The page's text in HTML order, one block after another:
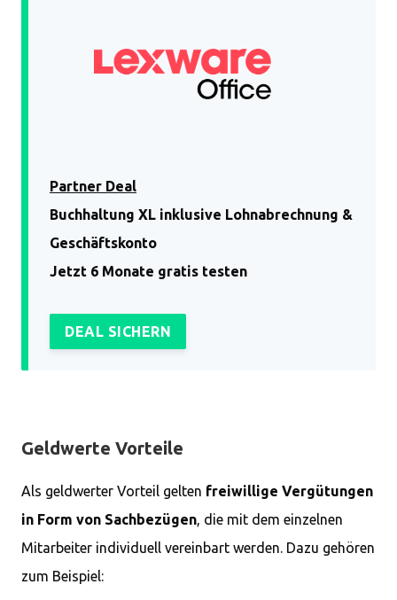
Partner Deal
Buchhaltung XL inklusive Lohnabrechnung &
Geschäftskonto
Jetzt 6 Monate gratis testen
DEAL SICHERN
Geldwerte Vorteile
Als geldwerter Vorteil gelten freiwillige Vergütungen
in Form von Sachbezügen, die mit dem einzelnen
Mitarbeiter individuell vereinbart werden. Dazu gehören
zum Beispiel: